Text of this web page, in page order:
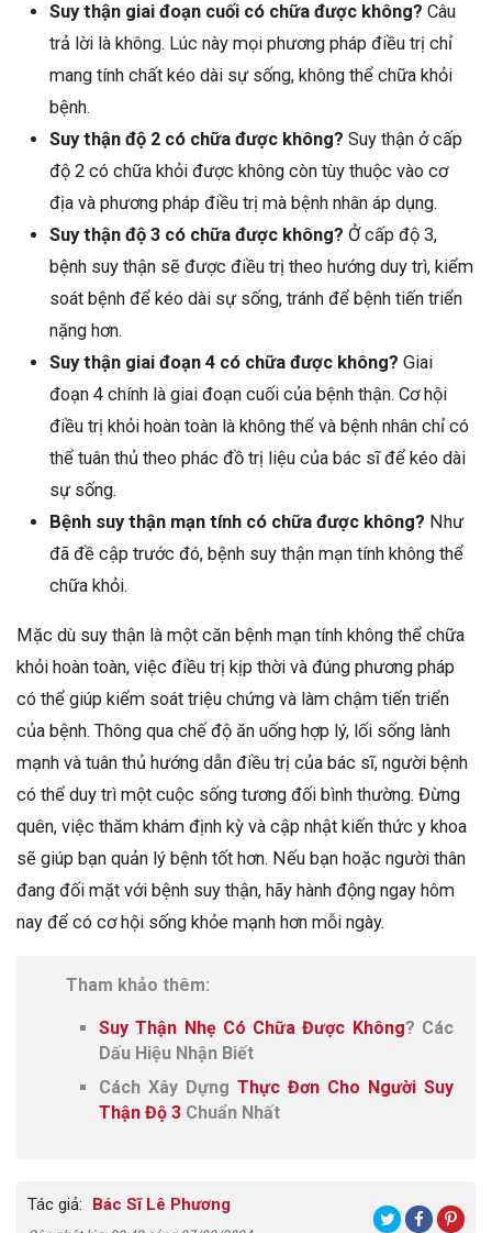
Suy thận giai đoạn cuối có chữa được không? Câu
trả lời là không. Lúc này mọi phương pháp điều trị chỉ
mang tính chất kéo dài sự sống, không thể chữa khỏi
bệnh.
Suy thận độ 2 có chữa được không? Suy thận ở cấp
độ 2 có chữa khỏi được không còn tùy thuộc vào cơ
địa và phương pháp điều trị mà bệnh nhân áp dụng.
Suy thận độ 3 có chữa được không? Ở cấp độ 3,
bệnh suy thận sẽ được điều trị theo hướng duy trì, kiểm
soát bệnh để kéo dài sự sống, tránh để bệnh tiến triển
nặng hơn.
Suy thận giai đoạn 4 có chữa được không? Giai
đoạn 4 chính là giai đoạn cuối của bệnh thận. Cơ hội
điều trị khỏi hoàn toàn là không thể và bệnh nhân chỉ có
thể tuân thủ theo phác đồ trị liệu của bác sĩ để kéo dài
sự sống.
Bệnh suy thận mạn tính có chữa được không? Như
đã đề cập trước đó, bệnh suy thận mạn tính không thể
chữa khỏi.
Mặc dù suy thận là một căn bệnh mạn tính không thể chữa
khỏi hoàn toàn, việc điều trị kịp thời và đúng phương pháp
có thể giúp kiểm soát triệu chứng và làm chậm tiến triển
của bệnh. Thông qua chế độ ăn uống hợp lý, lối sống lành
mạnh và tuân thủ hướng dẫn điều trị của bác sĩ, người bệnh
có thể duy trì một cuộc sống tương đối bình thường. Đừng
quên, việc thăm khám định kỳ và cập nhật kiến thức y khoa
sẽ giúp bạn quản lý bệnh tốt hơn. Nếu bạn hoặc người thân
đang đối mặt với bệnh suy thận, hãy hành động ngay hôm
nay để có cơ hội sống khỏe mạnh hơn mỗi ngày.
Tham khảo thêm:
Suy Thận Nhẹ Có Chữa Được Không? Các
Dấu Hiệu Nhận Biết
Cách Xây Dựng Thực Đơn Cho Người Suy
Thận Độ 3 Chuẩn Nhất
Tác giả: Bác Sĩ Lê Phương